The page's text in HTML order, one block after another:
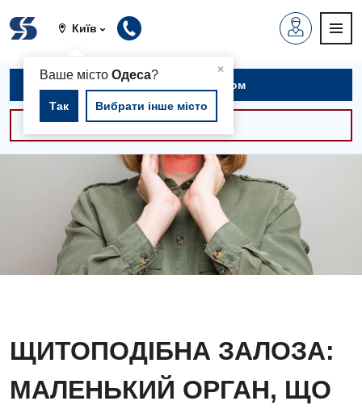
Київ
×
Ваше містоОдеса?
Так Вибрати інше місто
Записатися на прийом
Консультації -30%
ЩИТОПОДІБНА ЗАЛОЗА:
МАЛЕНЬКИЙ ОРГАН, ЩО